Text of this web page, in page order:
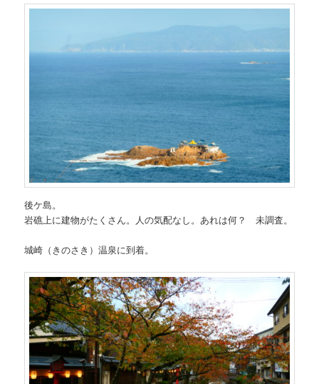
後ケ島。
岩礁上に建物がたくさん。人の気配なし。あれは何？ 未調査。
城崎（きのさき）温泉に到着。